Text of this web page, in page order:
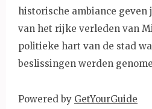
historische ambiance geven
van het rijke verleden van
politieke hart van de stad
beslissingen werden
Powered by GetYourGuide